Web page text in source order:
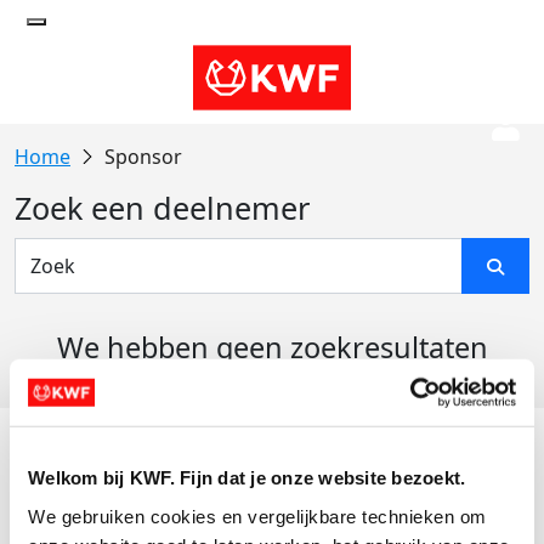
Welkom bij KWF. Fijn dat je onze website bezoekt.
We gebruiken cookies en vergelijkbare technieken om
Sponsor
Zoek een deelnemer
We hebben geen zoekresultaten
Actiematerialen
Evenementen